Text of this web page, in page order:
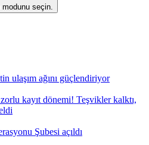
seçin.
ulaşım ağını güçlendiriyor
kayıt dönemi! Teşvikler kalktı,
Şubesi açıldı